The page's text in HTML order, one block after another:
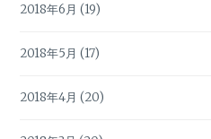
2018年6月 (19)
2018年5月 (17)
2018年4月 (20)